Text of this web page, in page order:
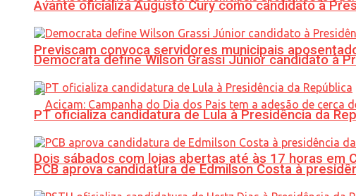
Previscam convoca servidores municipais
Dois sábados com lojas abertas até às 17 horas em
Avante oficializa Augusto Cury como candidato à
Democrata define Wilson Grassi Júnior candidato à
PT oficializa candidatura de Lula à Presidência da
PCB aprova candidatura de Edmilson Costa à